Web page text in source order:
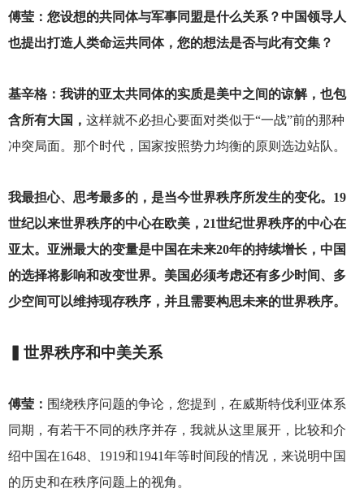
傅莹：您设想的共同体与军事同盟是什么关系？中国领导人
也提出打造人类命运共同体，您的想法是否与此有交集？
基辛格：我讲的亚太共同体的实质是美中之间的谅解，也包
含所有大国， 这样就不必担心要面对类似于“一战”前的那种
冲突局面。那个时代，国家按照势力均衡的原则选边站队。
我最担心、思考最多的，是当今世界秩序所发生的变化。19
世纪以来世界秩序的中心在欧美，21世纪世界秩序的中心在
亚太。亚洲最大的变量是中国在未来20年的持续增长，中国
的选择将影响和改变世界。美国必须考虑还有多少时间、多
少空间可以维持现存秩序，并且需要构思未来的世界秩序。
▍世界秩序和中美关系
傅莹： 围绕秩序问题的争论，您提到，在威斯特伐利亚体系
同期，有若干不同的秩序并存，我就从这里展开，比较和介
绍中国在1648、1919和1941年等时间段的情况，来说明中国
的历史和在秩序问题上的视角。